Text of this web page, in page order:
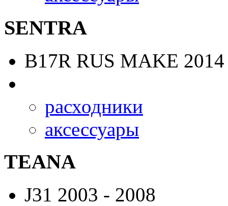
SENTRA
B17R RUS MAKE
расходники
аксессуары
TEANA
J31 2003 - 2008